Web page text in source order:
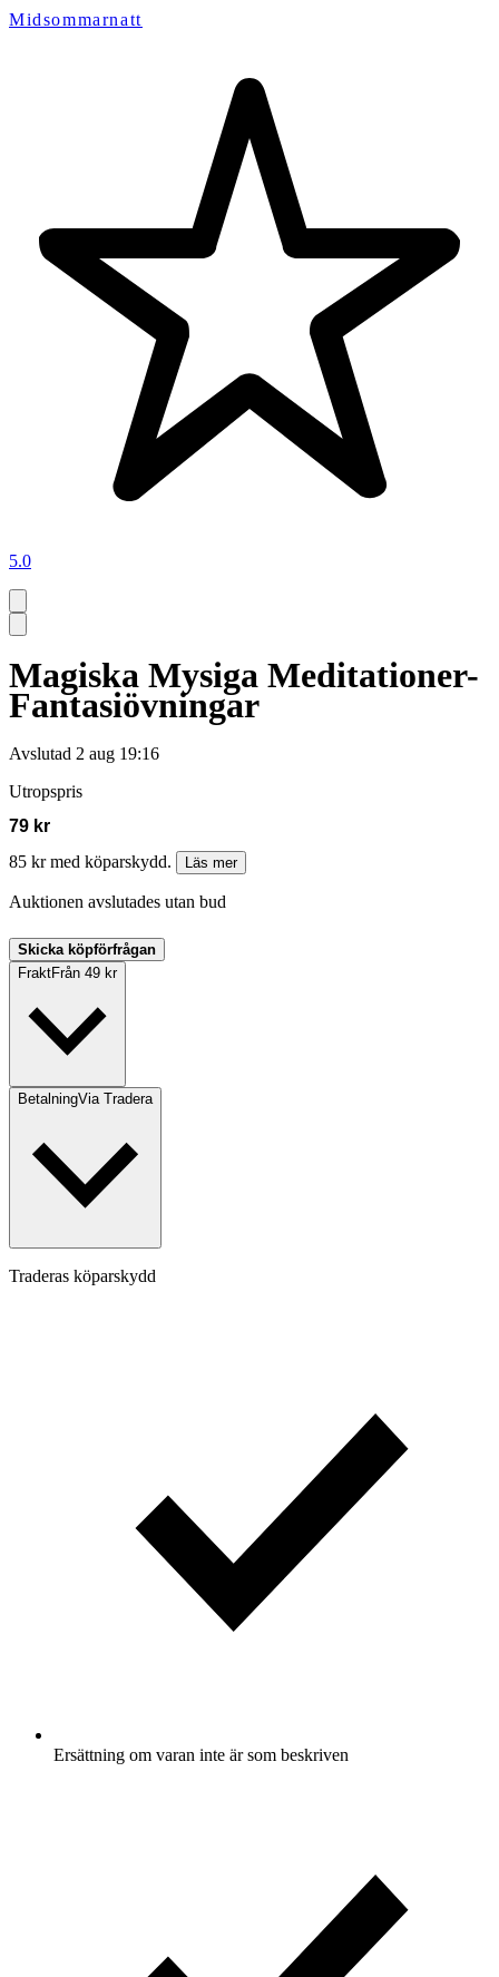
Midsommarnatt
5.0
Magiska Mysiga Meditationer-
Fantasiövningar
Avslutad 2 aug 19:16
Utropspris
79 kr
85 kr med köparskydd.
Läs mer
Auktionen avslutades utan bud
Skicka köpförfrågan
FraktFrån 49 kr
BetalningVia Tradera
Traderas köparskydd
Ersättning om varan inte är som beskriven